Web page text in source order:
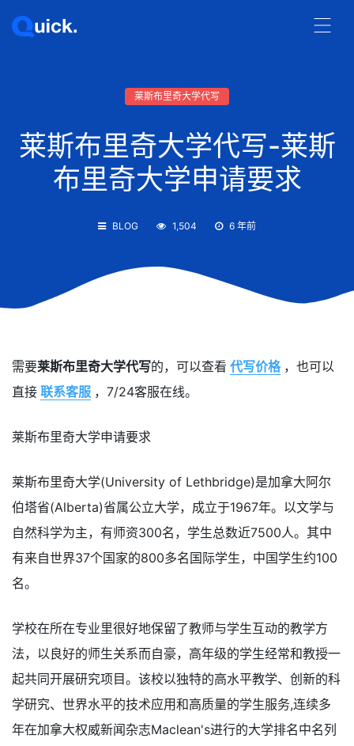
莱斯布里奇大学代写
莱斯布里奇大学代写-莱斯
布里奇大学申请要求
BLOG 1,504 6 年前
需要莱斯布里奇大学代写的，可以查看 代写价格 ，也可以
直接 联系客服 ，7/24客服在线。
莱斯布里奇大学申请要求
莱斯布里奇大学(University of Lethbridge)是加拿大阿尔
伯塔省(Alberta)省属公立大学，成立于1967年。以文学与
自然科学为主，有师资300名，学生总数近7500人。其中
有来自世界37个国家的800多名国际学生，中国学生约100
名。
学校在所在专业里很好地保留了教师与学生互动的教学方
法，以良好的师生关系而自豪，高年级的学生经常和教授一
起共同开展研究项目。该校以独特的高水平教学、创新的科
学研究、世界水平的技术应用和高质量的学生服务,连续多
年在加拿大权威新闻杂志Maclean's进行的大学排名中名列